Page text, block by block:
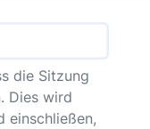
die Sitzung
Dies wird
einschließen,